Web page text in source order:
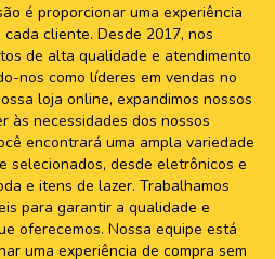
é proporcionar uma experiência
cliente. Desde 2017, nos
de alta qualidade e atendimento
nos como líderes em vendas no
loja online, expandimos nossos
às necessidades dos nossos
encontrará uma ampla variedade
selecionados, desde eletrônicos e
e itens de lazer. Trabalhamos
para garantir a qualidade e
oferecemos. Nossa equipe está
uma experiência de compra sem